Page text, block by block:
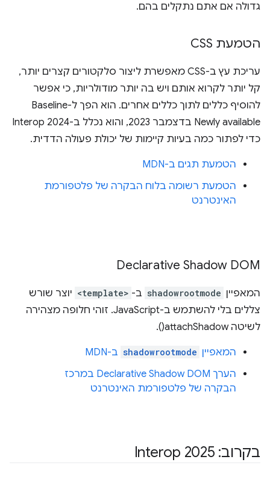
גדולה אם אתם נתקלים בהם.
הטמעת CSS
עריכת עץ ב-CSS מאפשרת ליצור סלקטורים קצרים יותר,
קל יותר לקרוא אותם ויש בה יותר מודולריות, כי אפשר
להוסיף כללים לתוך כללים אחרים. הוא הפך ל-Baseline
Newly available בדצמבר 2023, והוא נכלל ב-Interop 2024
כדי לפתור כמה בעיות קיימות של יכולת פעולה הדדית.
הטמעת תגים ב-MDN
הטמעת רשומה בלוח הבקרה של פלטפורמת
האינטרנט
Declarative Shadow DOM
המאפיין shadowrootmode ב- <template> יוצר שורש
צללים בלי להשתמש ב-JavaScript. זוהי חלופה מצהירה
לשיטה attachShadow().
המאפיין shadowrootmode ב-MDN
הערך Declarative Shadow DOM במרכז
הבקרה של פלטפורמת האינטרנט
בקרוב: Interop 2025